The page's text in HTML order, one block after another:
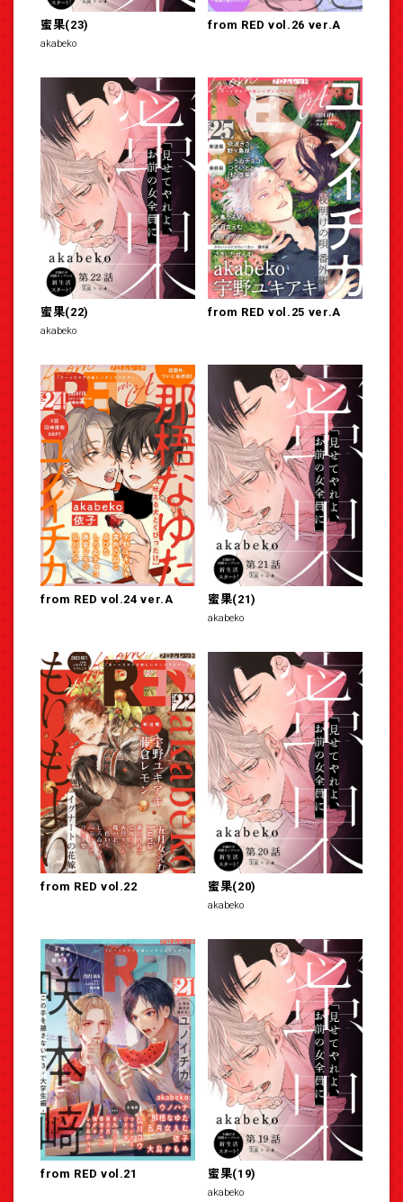
蜜果(23)
akabeko
from RED vol.26 ver.A
蜜果(22)
akabeko
from RED vol.25 ver.A
from RED vol.24 ver.A 蜜果(21)
akabeko
from RED vol.22 蜜果(20)
akabeko
from RED vol.21 蜜果(19)
akabeko